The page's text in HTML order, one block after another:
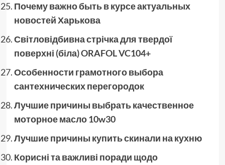
Почему важно быть в курсе актуальных
новостей Харькова
Світловідбивна стрічка для твердої
поверхні (біла) ORAFOL VC104+
Особенности грамотного выбора
сантехнических перегородок
Лучшие причины выбрать качественное
моторное масло 10w30
Лучшие причины купить скинали на кухню
Корисні та важливі поради щодо